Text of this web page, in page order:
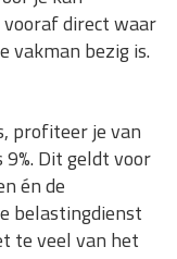
direct waar
vakman bezig is.
profiteer je van
Dit geldt voor
én de
belastingdienst
te veel van het